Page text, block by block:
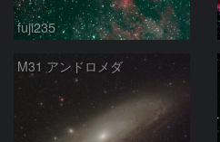
fuji235
M31 アンドロメダ